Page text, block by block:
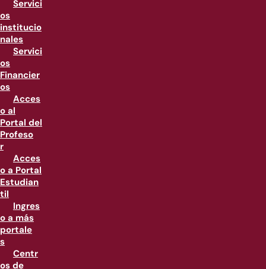
Servici
os
institucio
nales
Servici
os
Financier
os
Acces
o al
Portal del
Profeso
r
Acces
o a Portal
Estudian
til
Ingres
o a más
portale
s
Centr
os de